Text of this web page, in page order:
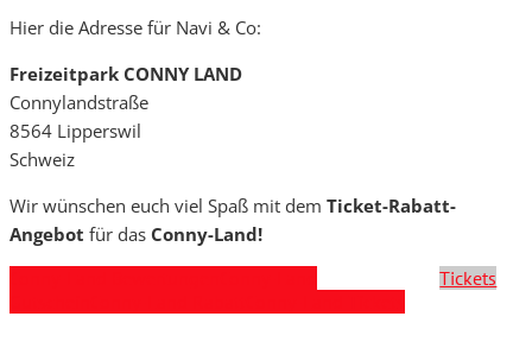
Hier die Adresse für Navi & Co:
Freizeitpark CONNY LAND
Connylandstraße
8564 Lipperswil
Schweiz
Wir wünschen euch viel Spaß mit dem Ticket-Rabatt-
Angebot für das Conny-Land!
Tickets